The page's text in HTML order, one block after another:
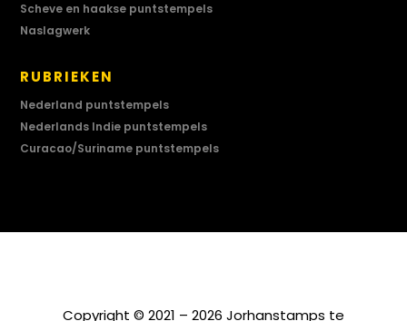
Scheve en haakse puntstempels
Naslagwerk
RUBRIEKEN
Nederland puntstempels
Nederlands Indie puntstempels
Curacao/Suriname puntstempels
Copyright © 2021 – 2026 Jorhanstamps te